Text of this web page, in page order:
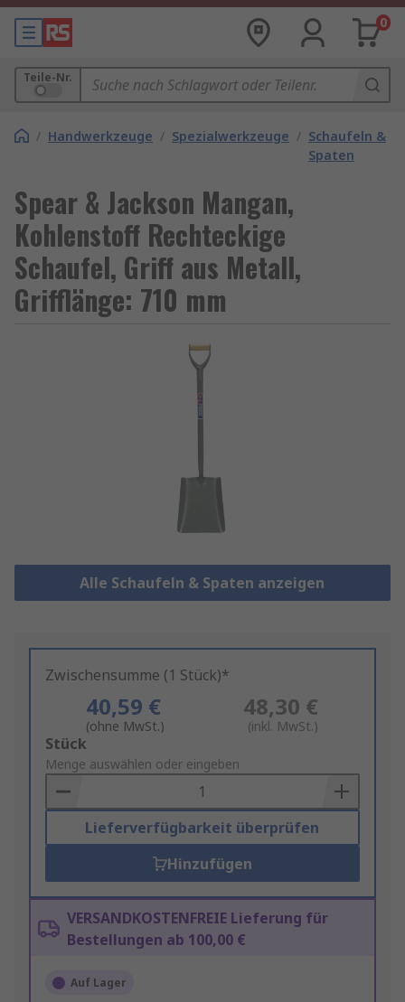
0
Teile-Nr.
/ Handwerkzeuge / Spezialwerkzeuge / Schaufeln &
Spaten
Spear & Jackson Mangan,
Kohlenstoff Rechteckige
Schaufel, Griff aus Metall,
Grifflänge: 710 mm
Alle Schaufeln & Spaten anzeigen
Zwischensumme (1 Stück)*
40,59 €
(ohne MwSt.)
48,30 €
(inkl. MwSt.)
Add
to
Basket
Stück
Menge auswählen oder eingeben
Lieferverfügbarkeit überprüfen
Hinzufügen
VERSANDKOSTENFREIE Lieferung für
Bestellungen ab 100,00 €
Auf Lager